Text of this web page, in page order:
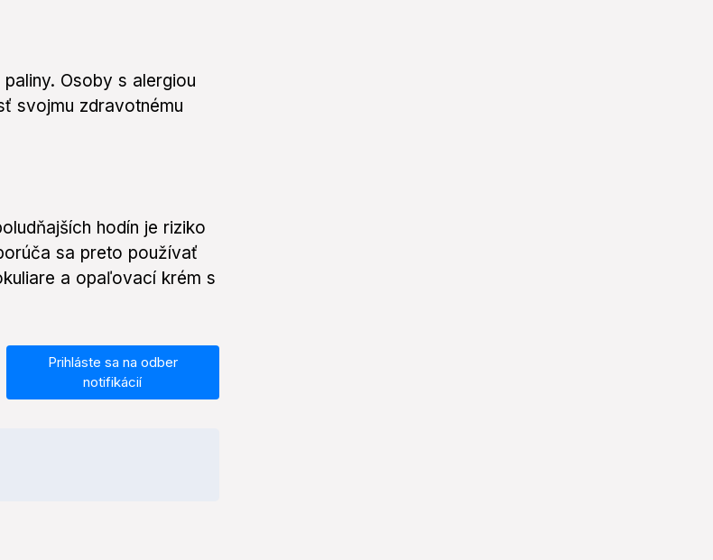
Osoby s alergiou
svojmu zdravotnému
hodín je riziko
sa preto používať
a opaľovací krém s
Prihláste sa na odber
notifikácií